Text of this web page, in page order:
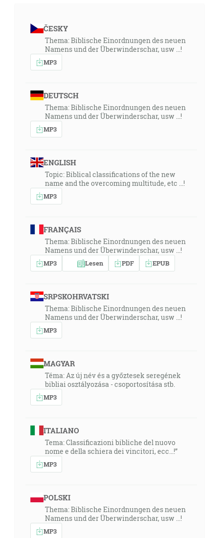
ČESKY
Thema: Biblische Einordnungen des neuen
Namens und der Überwinderschar, usw ...!
MP3
DEUTSCH
Thema: Biblische Einordnungen des neuen
Namens und der Überwinderschar, usw ...!
MP3
ENGLISH
Topic: Biblical classifications of the new
name and the overcoming multitude, etc ...!
MP3
FRANÇAIS
Thema: Biblische Einordnungen des neuen
Namens und der Überwinderschar, usw ...!
MP3 Lesen PDF EPUB
SRPSKOHRVATSKI
Thema: Biblische Einordnungen des neuen
Namens und der Überwinderschar, usw ...!
MP3
MAGYAR
Téma: Az új név és a győztesek seregének
bibliai osztályozása - csoportosítása stb.
MP3
ITALIANO
Tema: Classificazioni bibliche del nuovo
nome e della schiera dei vincitori, ecc...!”
MP3
POLSKI
Thema: Biblische Einordnungen des neuen
Namens und der Überwinderschar, usw ...!
MP3